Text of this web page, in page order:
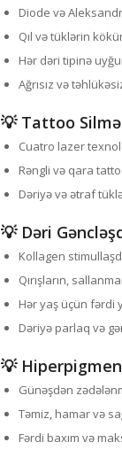
Diode və
Qıl və tüklərin
Hər dəri tipinə
Ağrısız və
💡 Tattoo Silmə
Cuatro lazer
Rəngli və qara
Dəriyə və ətraf
💡 Dəri
Kollagen
Qırışların,
Hər yaş üçün fərdi
Dəriyə parlaq və
💡
Günəşdən
Təmiz, hamar və
Fərdi baxım və